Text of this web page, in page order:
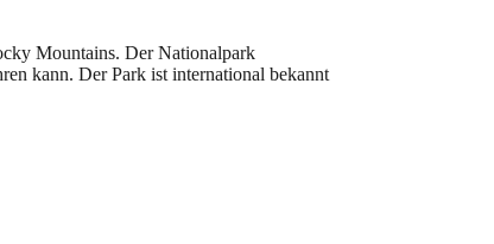
Mountains. Der Nationalpark
kann. Der Park ist international bekannt